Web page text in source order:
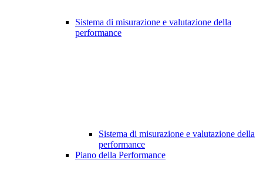
Sistema di misurazione e valutazione della
performance
Sistema di misurazione e valutazione della
performance
Piano della Performance